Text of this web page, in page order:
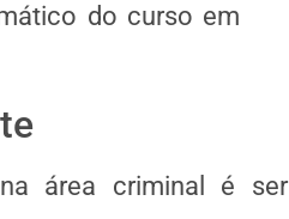
do curso em
área criminal é ser